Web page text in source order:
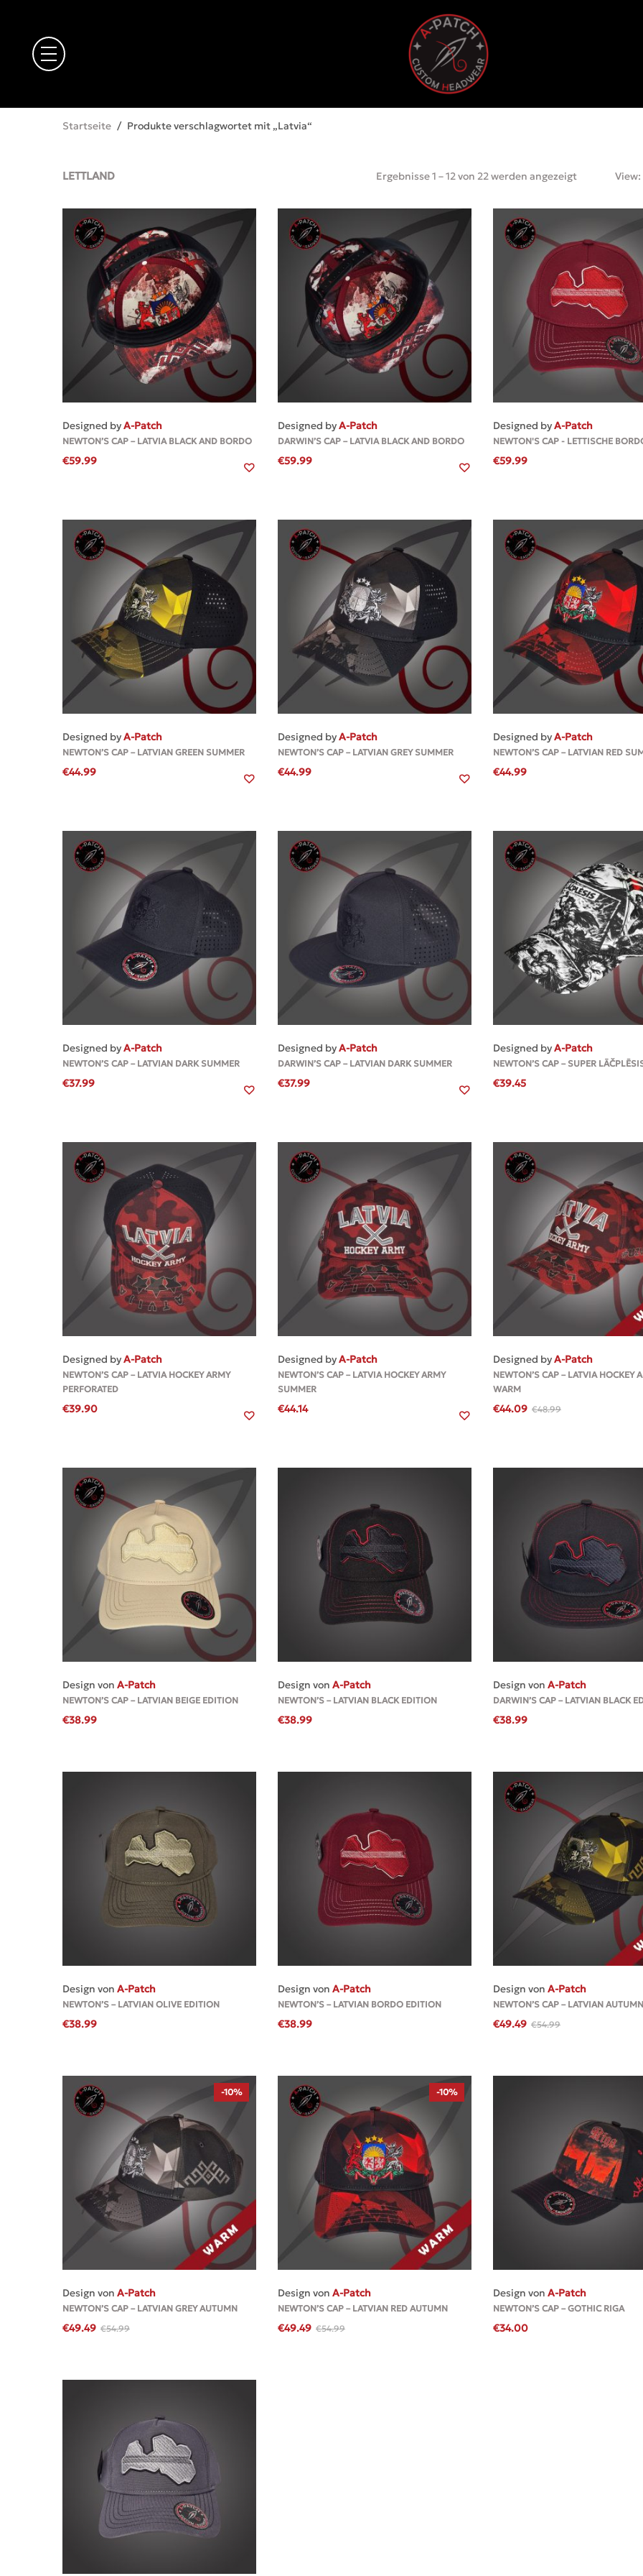
Startseite / Produkte verschlagwortet mit „Latvia“
LETTLAND Ergebnisse 1 – 12 von 22 werden angezeigt View:
Designed byA-Patch
NEWTON’S CAP – LATVIA BLACK AND BORDO
€59.99
Designed byA-Patch
DARWIN’S CAP – LATVIA BLACK AND BORDO
€59.99
Designed byA-Patch
NEWTON'S CAP - LETTISCHE
€59.99
Designed byA-Patch
NEWTON’S CAP – LATVIAN GREEN SUMMER
€44.99
Designed byA-Patch
NEWTON’S CAP – LATVIAN GREY SUMMER
€44.99
Designed byA-Patch
NEWTON’S CAP – LATVIAN RED
€44.99
Designed byA-Patch
NEWTON’S CAP – LATVIAN DARK SUMMER
€37.99
Designed byA-Patch
DARWIN’S CAP – LATVIAN DARK SUMMER
€37.99
Designed byA-Patch
NEWTON’S CAP – SUPER
€39.45
Designed byA-Patch
NEWTON’S CAP – LATVIA HOCKEY ARMY
PERFORATED
€39.90
Designed byA-Patch
NEWTON’S CAP – LATVIA HOCKEY ARMY
SUMMER
€44.14
Designed byA-Patch
NEWTON’S CAP – LATVIA HOCKEY
WARM
€48.99
€44.09
Design von A-Patch
NEWTON’S CAP – LATVIAN BEIGE EDITION
€38.99
Design von A-Patch
NEWTON’S – LATVIAN BLACK EDITION
€38.99
Design von A-Patch
DARWIN’S CAP – LATVIAN BLACK
€38.99
Design von A-Patch
NEWTON’S – LATVIAN OLIVE EDITION
€38.99
Design von A-Patch
NEWTON’S – LATVIAN BORDO EDITION
€38.99
Design von A-Patch
NEWTON’S CAP – LATVIAN AUTUMN
€54.99
€49.49
-10%
Design von A-Patch
NEWTON’S CAP – LATVIAN GREY AUTUMN
€54.99
€49.49
-10%
Design von A-Patch
NEWTON’S CAP – LATVIAN RED AUTUMN
€54.99
€49.49
Design von A-Patch
NEWTON’S CAP – GOTHIC RIGA
€34.00